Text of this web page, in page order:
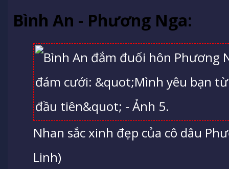
Bình An - Phương Nga:
Nhan sắc xinh đẹp của cô dâu
Linh)